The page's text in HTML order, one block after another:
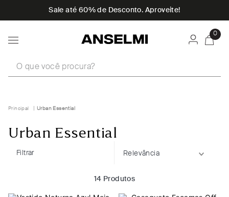
Sale até 60% de Desconto. Aproveite!
0
Urban Essential
Urban Essential
Filtrar Relevância
14 Produtos